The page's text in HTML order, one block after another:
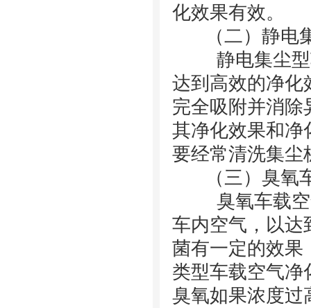
化效果有效。
（二）静电集
静电集尘型车
达到高效的净化
完全吸附并消除
其净化效果和净
要经常清洗集尘
（三）臭氧
臭氧车载空气
车内空气，以达
菌有一定的效果
类型车载空气净
臭氧如果浓度过